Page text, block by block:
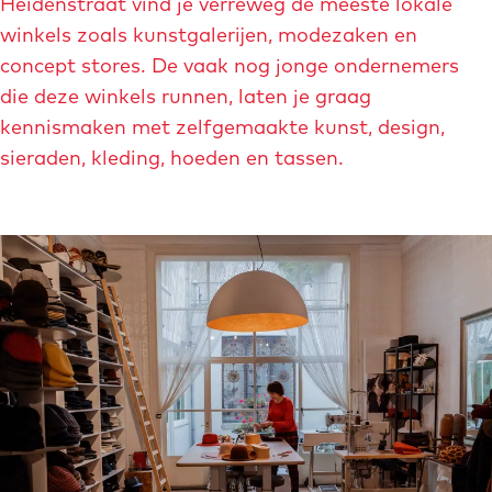
b
e
e
l
d
g
s
i
n
t
-
p
i
winkels zoals kunstgalerijen, modezaken en
concept stores. De vaak nog jonge ondernemers
die deze winkels runnen, laten je graag
kennismaken met zelfgemaakte kunst, design,
sieraden, kleding, hoeden en tassen.